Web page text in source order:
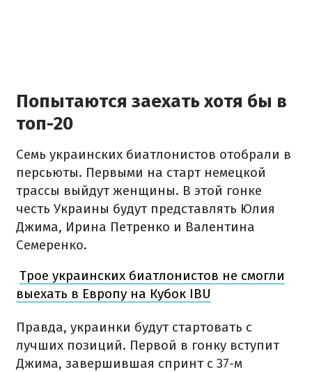
Попытаются заехать хотя бы в
топ-20
Семь украинских биатлонистов отобрали в
персьюты. Первыми на старт немецкой
трассы выйдут женщины. В этой гонке
честь Украины будут представлять Юлия
Джима, Ирина Петренко и Валентина
Семеренко.
Трое украинских биатлонистов не смогли
выехать в Европу на Кубок IBU
Правда, украинки будут стартовать с
лучших позиций. Первой в гонку вступит
Джима, завершившая спринт с 37-м